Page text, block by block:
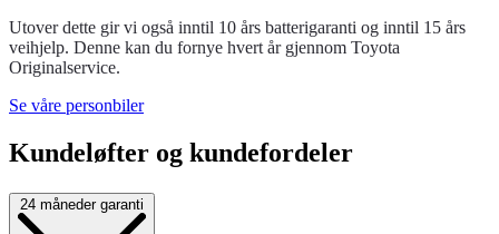
Utover dette gir vi også inntil 10 års batterigaranti og inntil 15 års
veihjelp. Denne kan du fornye hvert år gjennom Toyota
Originalservice.
Se våre personbiler
Kundeløfter og kundefordeler
24 måneder garanti